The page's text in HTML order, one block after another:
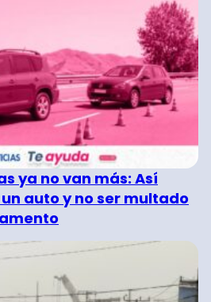
ya no van más: Así
auto y no ser multado